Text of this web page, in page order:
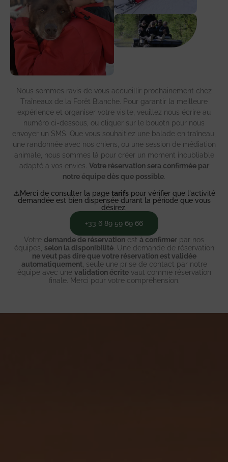
Nous sommes ravis de vous accueillir prochainement chez
Traîneaux de la Forêt Blanche. Pour garantir la meilleure
expérience et organiser votre visite, veuillez nous écrire au
numéro ci-dessous, ou cliquer sur le bouotn pour nous
envoyer un SMS. Que vous souhaitiez une balade en traîneau,
une randonnée avec nos chiens, ou une session de médiation
animale, nous sommes là pour créer un moment inoubliable
adapté à vos envies. Votre réservation sera confirmée par
notre équipe dès que possible
⚠️Merci de consulter la page tarifspour vérifier que l'activité
demandée est bien dispensée durant la période que vous
désirez.
+33 6 89 59 69 66
Votre demande de réservation est à confirmer par nos
équipes, selon la disponibilité. Une demande de réservation
ne veut pas dire que votre réservation est validée
automatiquement, seule une prise de contact par notre
équipe avec une validation écritevaut comme réservation
finale. Merci pour votre compréhension.